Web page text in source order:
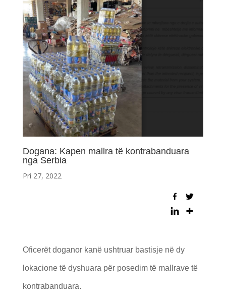
Dogana: Kapen mallra të kontrabanduara
nga Serbia
Pri 27, 2022
Oficerët doganor kanë ushtruar bastisje në dy
lokacione të dyshuara për posedim të mallrave të
kontrabanduara.